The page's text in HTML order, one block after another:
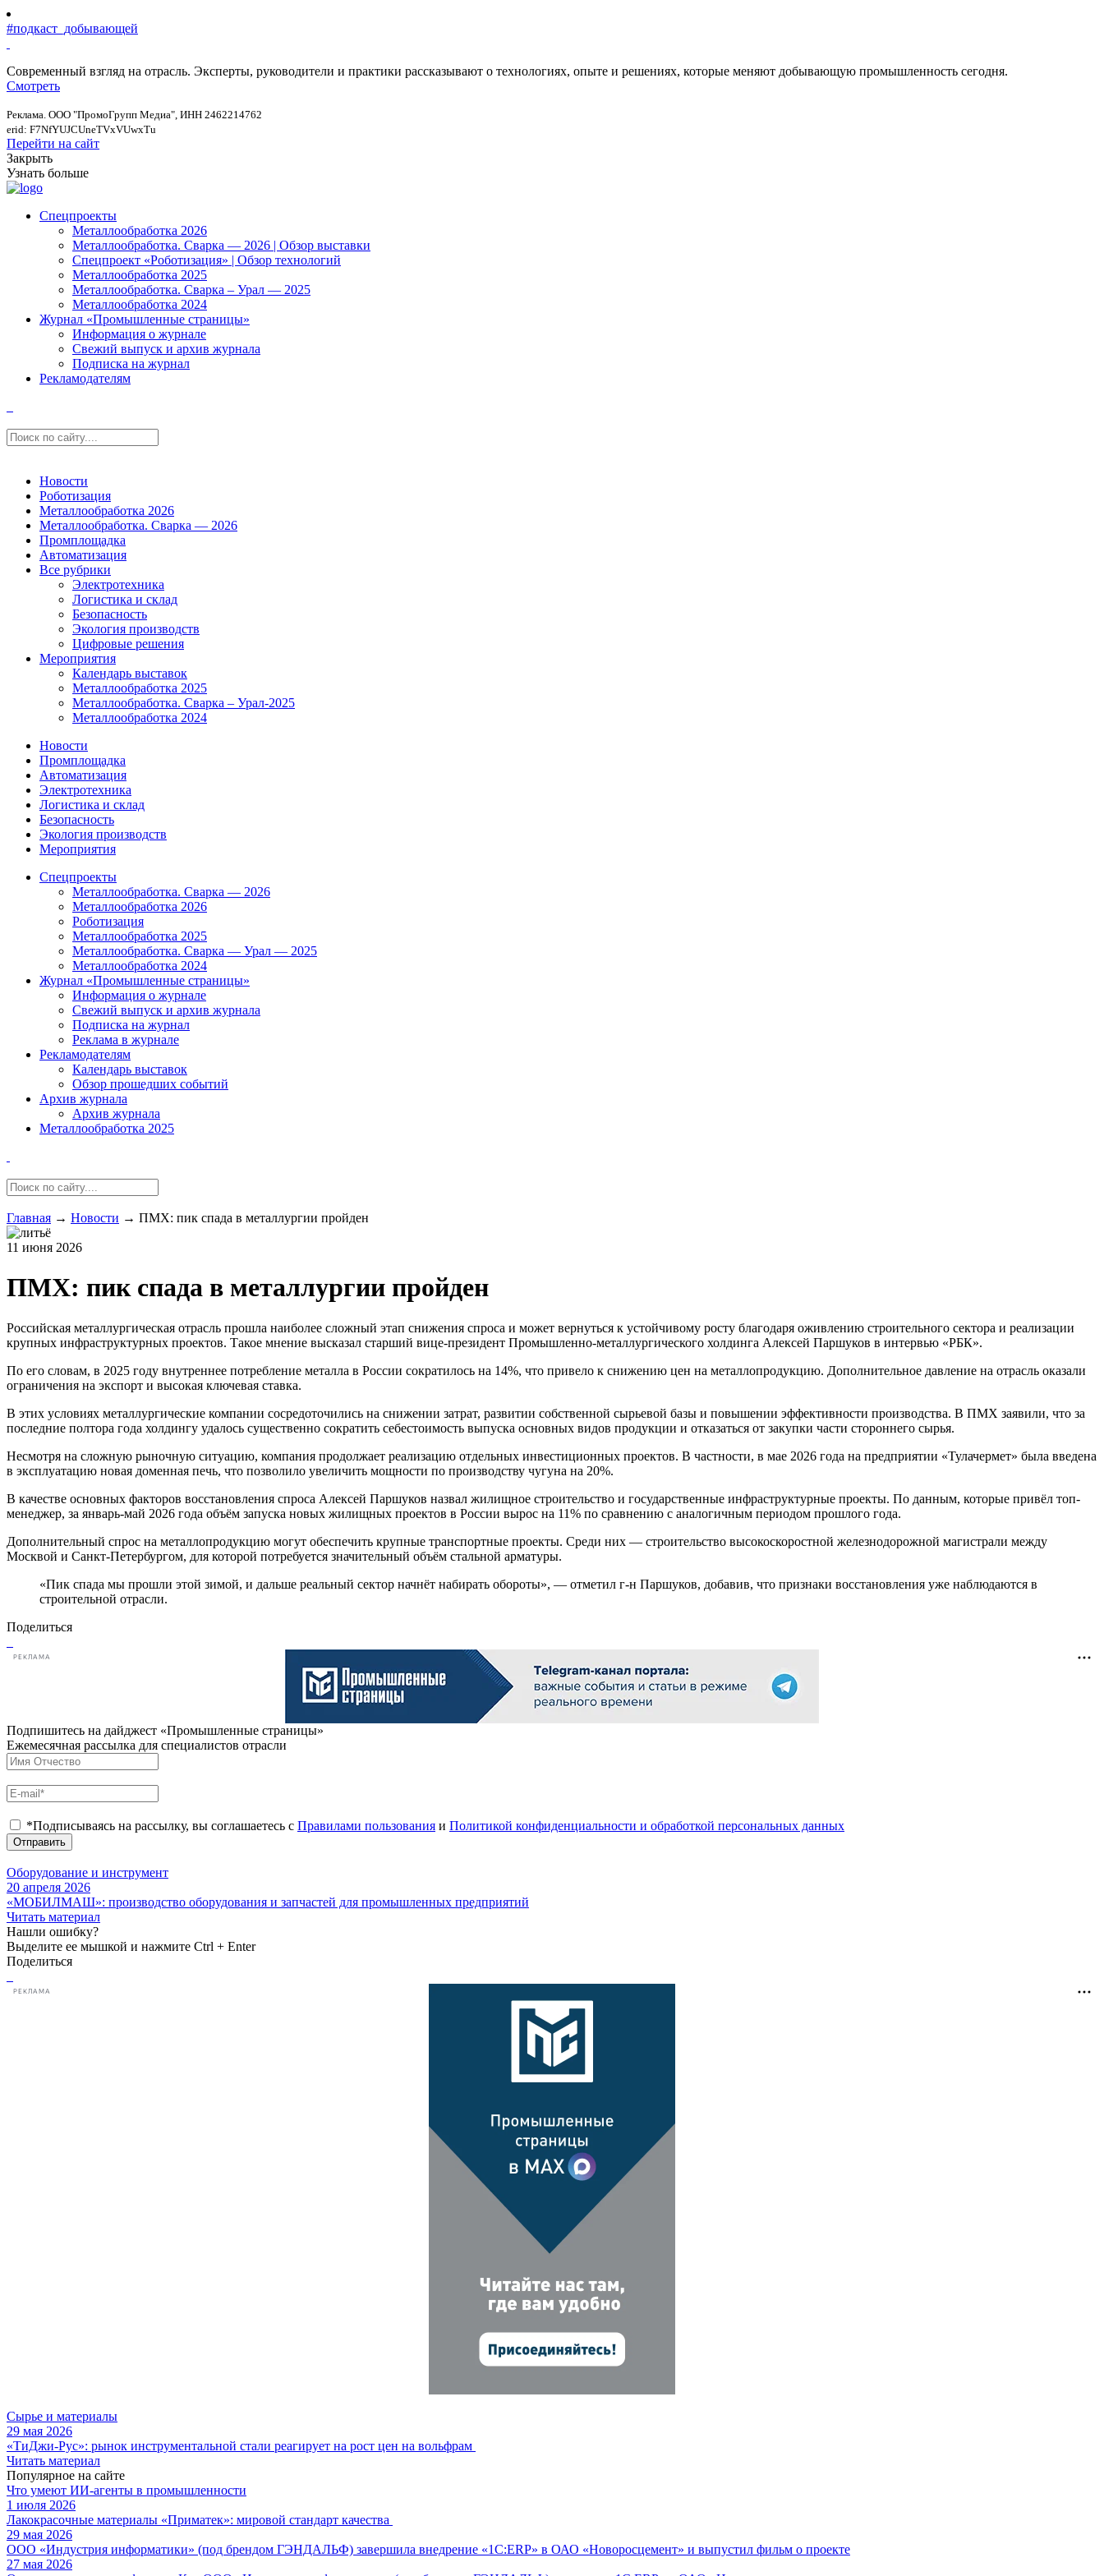
#подкаст_добывающей
Современный взгляд на отрасль. Эксперты, руководители и практики рассказывают о технологиях, опыте и решениях, которые меняют добывающую промышленность сегодня.
Смотреть
Реклама. ООО "ПромоГрупп Медиа", ИНН 2462214762
erid: F7NfYUJCUneTVxVUwxTu
Перейти на сайт
Закрыть
Узнать больше
Спецпроекты
Металлообработка 2026
Металлообработка. Сварка — 2026 | Обзор выставки
Спецпроект «Роботизация» | Обзор технологий
Металлообработка 2025
Металлообработка. Сварка – Урал — 2025
Металлообработка 2024
Журнал «Промышленные страницы»
Информация о журнале
Свежий выпуск и архив журнала
Подписка на журнал
Рекламодателям
Новости
Роботизация
Металлообработка 2026
Металлообработка. Сварка — 2026
Промплощадка
Автоматизация
Все рубрики
Электротехника
Логистика и склад
Безопасность
Экология производств
Цифровые решения
Мероприятия
Календарь выставок
Металлообработка 2025
Металлообработка. Сварка – Урал-2025
Металлообработка 2024
Новости
Промплощадка
Автоматизация
Электротехника
Логистика и склад
Безопасность
Экология производств
Мероприятия
Спецпроекты
Металлообработка. Сварка — 2026
Металлообработка 2026
Роботизация
Металлообработка 2025
Металлообработка. Сварка — Урал — 2025
Металлообработка 2024
Журнал «Промышленные страницы»
Информация о журнале
Свежий выпуск и архив журнала
Подписка на журнал
Реклама в журнале
Рекламодателям
Календарь выставок
Обзор прошедших событий
Архив журнала
Архив журнала
Металлообработка 2025
Главная → Новости → ПМХ: пик спада в металлургии пройден
11 июня 2026
ПМХ: пик спада в металлургии пройден
Российская металлургическая отрасль прошла наиболее сложный этап снижения спроса и может вернуться к устойчивому росту благодаря оживлению строительного сектора и реализации
крупных инфраструктурных проектов. Такое мнение высказал старший вице-президент Промышленно-металлургического холдинга Алексей Паршуков в интервью «РБК».
По его словам, в 2025 году внутреннее потребление металла в России сократилось на 14%, что привело к снижению цен на металлопродукцию. Дополнительное давление на отрасль оказали
ограничения на экспорт и высокая ключевая ставка.
В этих условиях металлургические компании сосредоточились на снижении затрат, развитии собственной сырьевой базы и повышении эффективности производства. В ПМХ заявили, что за
последние полтора года холдингу удалось существенно сократить себестоимость выпуска основных видов продукции и отказаться от закупки части стороннего сырья.
Несмотря на сложную рыночную ситуацию, компания продолжает реализацию отдельных инвестиционных проектов. В частности, в мае 2026 года на предприятии «Тулачермет» была введена
в эксплуатацию новая доменная печь, что позволило увеличить мощности по производству чугуна на 20%.
В качестве основных факторов восстановления спроса Алексей Паршуков назвал жилищное строительство и государственные инфраструктурные проекты. По данным, которые привёл топ-
менеджер, за январь-май 2026 года объём запуска новых жилищных проектов в России вырос на 11% по сравнению с аналогичным периодом прошлого года.
Дополнительный спрос на металлопродукцию могут обеспечить крупные транспортные проекты. Среди них — строительство высокоскоростной железнодорожной магистрали между
Москвой и Санкт-Петербургом, для которой потребуется значительный объём стальной арматуры.
«Пик спада мы прошли этой зимой, и дальше реальный сектор начнёт набирать обороты», — отметил г-н Паршуков, добавив, что признаки восстановления уже наблюдаются в
строительной отрасли.
Поделиться
РЕКЛАМА
Подпишитесь на дайджест «Промышленные страницы»
Ежемесячная рассылка для специалистов отрасли
*Подписываясь на рассылку, вы соглашаетесь с Правилами пользования и Политикой конфиденциальности и обработкой персональных данных
Отправить
Оборудование и инструмент
20 апреля 2026
«МОБИЛМАШ»: производство оборудования и запчастей для промышленных предприятий
Читать материал
Нашли ошибку?
Выделите ее мышкой и нажмите Ctrl + Enter
Поделиться
РЕКЛАМА
Сырье и материалы
29 мая 2026
«ТиДжи-Рус»: рынок инструментальной стали реагирует на рост цен на вольфрам
Читать материал
Популярное на сайте
Что умеют ИИ-агенты в промышленности
1 июля 2026
Лакокрасочные материалы «Приматек»: мировой стандарт качества
29 мая 2026
ООО «Индустрия информатики» (под брендом ГЭНДАЛЬФ) завершила внедрение «1С:ERP» в ОАО «Новоросцемент» и выпустил фильм о проекте
27 мая 2026